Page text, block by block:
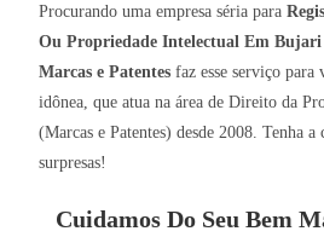
Procurando uma empresa séria para
Ou Propriedade Intelectual Em Bujari
Marcas e Patentes faz esse serviço para
idônea, que atua na área de Direito da
(Marcas e Patentes) desde 2008. Tenha a
surpresas!
Cuidamos Do Seu Bem